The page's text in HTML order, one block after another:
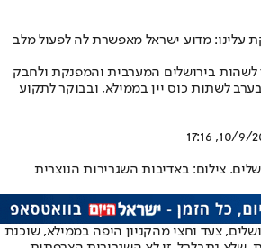
עלינו: מדוע ישראל מאפשרת לה לפעול מלב
לשהות בירושלים המערבית והמפנקת ולחבק
לשתות כוס יין בממילא, ובבוקר לתקוע
10/9/2025,
צילום: באדיבות השגרירות הנוצרית
צעד וחצי מהקניון היפה בממילא, שוכנת